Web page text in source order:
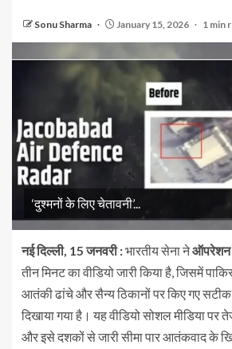
Sonu Sharma January 15, 2026 1 min
‘दुश्मनों के लिए चेतावनी’...
नई दिल्ली, 15 जनवरी :भारतीय सेना नेऑपरेशन
तीन मिनट का वीडियो जारी किया है, जिसमें
आतंकी ढांचे और सैन्य ठिकानों पर किए गए सटीक
दिखाया गया है। यह वीडियो सोशल मीडिया पर
और इसे दशकों से जारी सीमा पार आतंकवाद के